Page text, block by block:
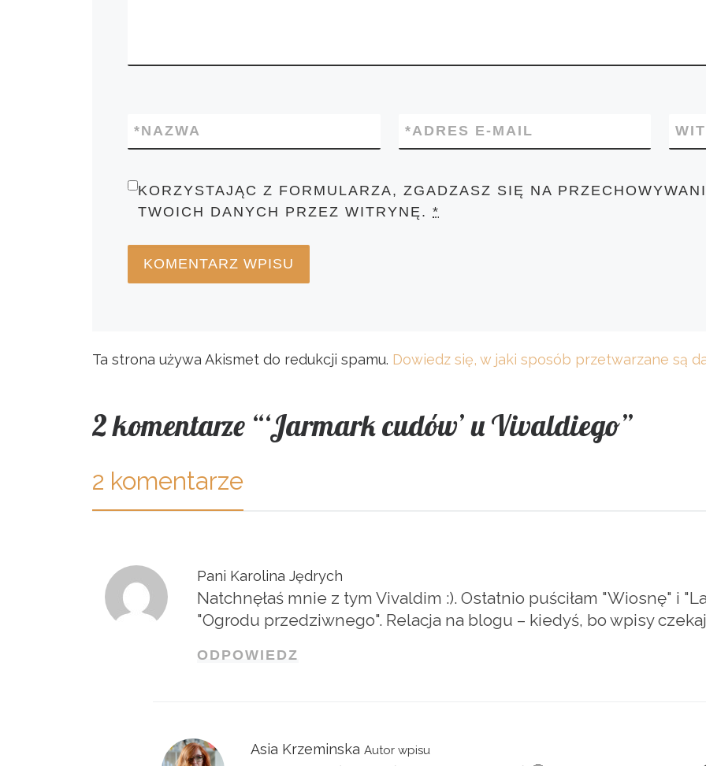
NAZWA
* ADRES E-MAIL
*
KORZYSTAJĄC Z FORMULARZA, ZGADZASZ SIĘ NA
TWOICH DANYCH PRZEZ WITRYNĘ.*
Ta strona używa Akismet do redukcji spamu. Dowiedz się, w jaki sposób przetwarzane są
2 komentarze “‘Jarmark cudów’ u Vivaldiego”
2 komentarze
Pani Karolina Jędrych
Natchnęłaś mnie z tym Vivaldim :). Ostatnio puściłam "Wiosnę" i
"Ogrodu przedziwnego". Relacja na blogu – kiedyś, bo wpisy
ODPOWIEDZ
Asia Krzeminska Autor wpisu